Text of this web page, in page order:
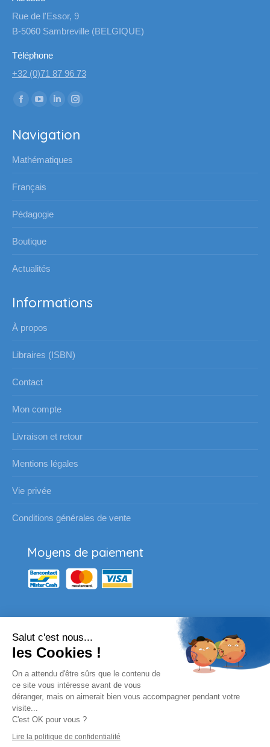
Rue de l'Essor, 9
B-5060 Sambreville (BELGIQUE)
Téléphone
+32 (0)71 87 96 73
Trouvez nous sur :
La
Facebook
une
fenêtre
La
YouTube
dans
une
fenêtre
La
LinkedIn
dans
La
Instagram
Navigation
Mathématiques
Français
Pédagogie
Boutique
Actualités
Informations
À propos
Libraires (ISBN)
Contact
Mon compte
Livraison et retour
Mentions légales
Vie privée
Conditions générales de vente
Moyens de paiement
Nos partenaires
Vous souhaitez passer une
commande pour votre école ?
Envoyez un email à l'adresse habituelle ou
complètez le formulaire en ligne.
Salut c'est nous...
les Cookies !
On a attendu d'être sûrs que le contenu de
ce site vous intéresse avant de vous
déranger, mais on aimerait bien vous accompagner pendant votre
visite...
C'est OK pour vous ?
Lire la politique de confidentialité